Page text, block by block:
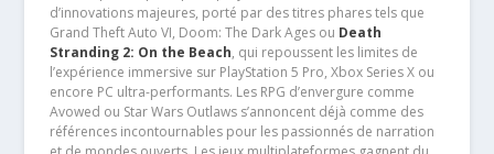
d’innovations majeures, porté par des titres phares tels que
Grand Theft Auto VI, Doom: The Dark Ages ou Death
Stranding 2: On the Beach, qui repoussent les limites de
l’expérience immersive sur PlayStation 5 Pro, Xbox Series X ou
encore PC ultra-performants. Les RPG d’envergure comme
Avowed ou Star Wars Outlaws s’annoncent déjà comme des
références incontournables pour les passionnés de narration